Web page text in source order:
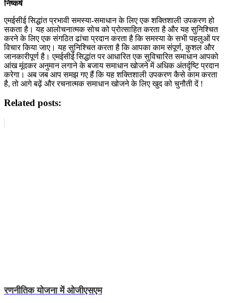
निष्कर्ष
एमईसीई सिद्धांत प्रभावी समस्या-समाधान के लिए एक शक्तिशाली उपकरण हो
सकता है। यह आलोचनात्मक सोच को प्रोत्साहित करता है और यह सुनिश्चित
करने के लिए एक संगठित ढांचा प्रदान करता है कि समस्या के सभी पहलुओं पर
विचार किया जाए। यह सुनिश्चित करता है कि आपका काम संपूर्ण, कुशल और
जानकारीपूर्ण है। एमईसीई सिद्धांत पर आधारित एक सुविचारित समाधान आपको
आंख मूंदकर अनुमान लगाने के बजाय समाधान खोजने में अधिक अंतर्दृष्टि प्रदान
करेगा। अब जब आप समझ गए हैं कि यह शक्तिशाली उपकरण कैसे काम करता
है, तो आगे बढ़ें और रचनात्मक समाधान खोजने के लिए खुद को चुनौती दें !
Related posts:
रणनीतिक योजना में ओजीएसएम